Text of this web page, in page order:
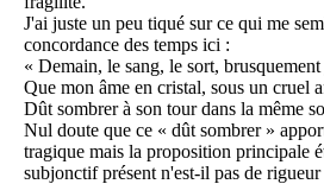
J'ai juste un peu tiqué sur ce qui me
concordance des temps ici :
« Demain, le sang, le sort,
Que mon âme en cristal, sous un cruel
Dût sombrer à son tour dans la même
Nul doute que ce « dût sombrer »
tragique mais la proposition principale
subjonctif présent n'est-il pas de rigueur